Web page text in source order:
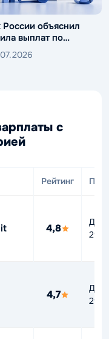
России объяснил
выплат по
иностранцев
с
Рейтинг ПСК
4,8
До
4,7
До